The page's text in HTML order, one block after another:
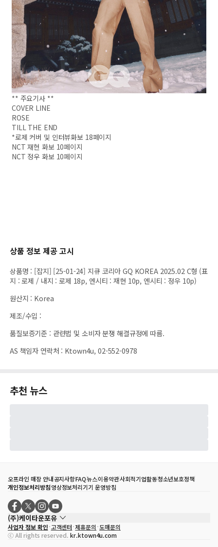
** 주요기사 **
COVER LINE
ROSE
TILL THE END
*로제 커버 및 인터뷰화보 18페이지
NCT 재현 화보 10페이지
NCT 정우 화보 10페이지
상품 정보 제공 고시
상품명 : [잡지] [25-01-24] 지큐 코리아 GQ KOREA 2025.02 C형 (표
지 : 로제 / 내지 : 로제 18p, 엔시티 : 재현 10p, 엔시티 : 정우 10p)
원산지 : Korea
제조/수입 :
품질보증기준 : 관련법 및 소비자 분쟁 해결규정에 따름.
AS 책임자 연락처 : Ktown4u, 02-552-0978
추천 뉴스
오프라인 매장 안내공지사항FAQ뉴스이용약관사회적기업활동청소년보호정책
개인정보처리방침영상정보처리기기 운영방침
(주)케이타운포유
대표자
송효민
사업자등록번호
120-87-71116
사업자 정보 확인 고객센터 제휴문의 도매문의
ⓒ All rights reserved. kr.ktown4u.com